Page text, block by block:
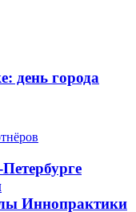
день города
Иннопрактики